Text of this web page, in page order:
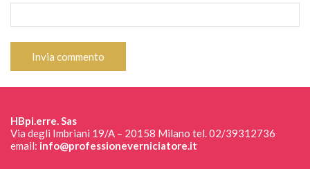
HBpi.erre. Sas
Via degli Imbriani 19/A – 20158 Milano tel. 02/39312736
email: info@professioneverniciatore.it